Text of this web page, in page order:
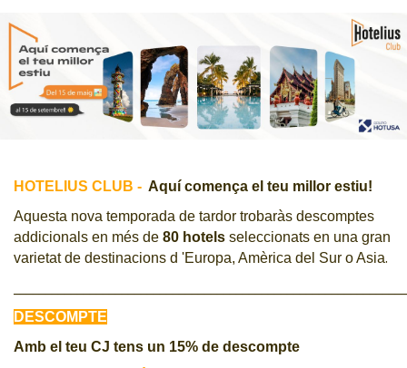
CJ ADOLESCENTS
CJ EMANCIPACIÓ
CJ SALUT
CJ LOCAL
T'INTERESSA #SOMJOVES
HOTELIUS CLUB - Aquí comença el teu millor estiu!
Aquesta nova temporada de tardor trobaràs descomptes
addicionals en més de 80 hotels seleccionats en una gran
varietat de destinacions d 'Europa, Amèrica del Sur o Asia.
DESCOMPTE
Amb el teu CJ tens un 15% de descompte